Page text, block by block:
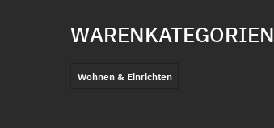
WARENKATEGORIEN
Wohnen & Einrichten